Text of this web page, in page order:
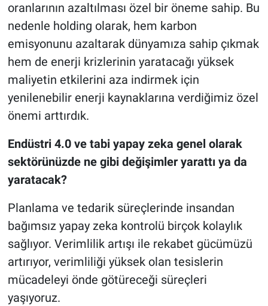
oranlarının azaltılması özel bir öneme sahip. Bu
nedenle holding olarak, hem karbon
emisyonunu azaltarak dünyamıza sahip çıkmak
hem de enerji krizlerinin yaratacağı yüksek
maliyetin etkilerini aza indirmek için
yenilenebilir enerji kaynaklarına verdiğimiz özel
önemi arttırdık.
Endüstri 4.0 ve tabi yapay zeka genel olarak
sektörünüzde ne gibi değişimler yarattı ya da
yaratacak?
Planlama ve tedarik süreçlerinde insandan
bağımsız yapay zeka kontrolü birçok kolaylık
sağlıyor. Verimlilik artışı ile rekabet gücümüzü
artırıyor, verimliliği yüksek olan tesislerin
mücadeleyi önde götüreceği süreçleri
yaşıyoruz.